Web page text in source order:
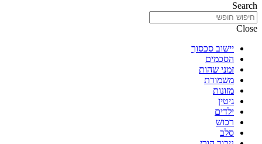
Search
Close
יישוב סכסוך
הסכמים
זמני שהות
משמורת
מזונות
גיטין
ילדים
רכוש
סלב